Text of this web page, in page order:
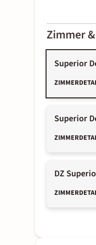
01-02
Zimmer
Superior
Superior
DZ